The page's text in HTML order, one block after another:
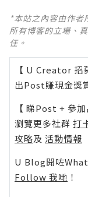
*本站之內容由作者
所有博客的立場、
任。
【 U Creator 招
出Post賺現金獎
【 睇Post + 參加
瀏覽更多社群 打
攻略及 活動情報
U Blog開咗
Follow 我哋 ！